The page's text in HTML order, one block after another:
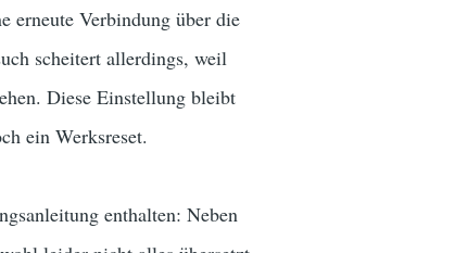
erneute Verbindung über die
scheitert allerdings, weil
Diese Einstellung bleibt
ein Werksreset.
enthalten: Neben